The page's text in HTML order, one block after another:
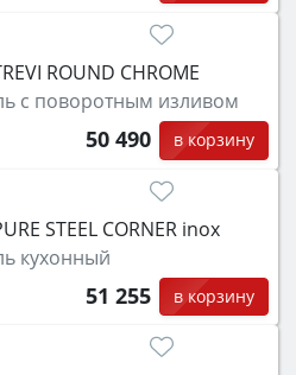
ROUND CHROME
с поворотным изливом
50 490 в корзину
STEEL CORNER inox
кухонный
51 255 в корзину